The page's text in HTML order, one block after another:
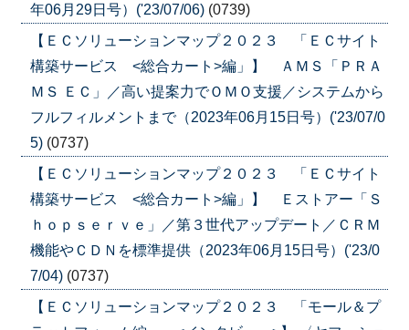
年06月29日号）('23/07/06) (0739)
【ＥＣソリューションマップ２０２３ 「ＥＣサイト
構築サービス <総合カート>編」】 ＡＭＳ「ＰＲＡ
ＭＳ ＥＣ」／高い提案力でＯＭＯ支援／システムから
フルフィルメントまで（2023年06月15日号）('23/07/0
5) (0737)
【ＥＣソリューションマップ２０２３ 「ＥＣサイト
構築サービス <総合カート>編」】 Ｅストアー「Ｓ
ｈｏｐｓｅｒｖｅ」／第３世代アップデート／ＣＲＭ
機能やＣＤＮを標準提供（2023年06月15日号）('23/0
7/04) (0737)
【ＥＣソリューションマップ２０２３ 「モール＆プ